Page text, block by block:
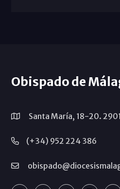
Obispado de
Santa María, 18-20.
(+34) 952 224 386